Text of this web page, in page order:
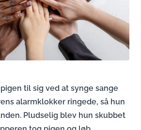
til sig ved at synge sange
alarmklokker ringede, så hun
Pludselig blev hun skubbet